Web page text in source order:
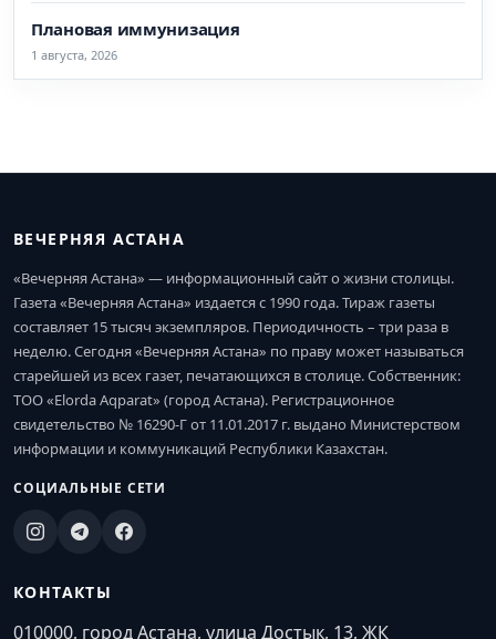
Плановая иммунизация
1 августа, 2026
ВЕЧЕРНЯЯ АСТАНА
«Вечерняя Астана» — информационный сайт о жизни столицы.
Газета «Вечерняя Астана» издается с 1990 года. Тираж газеты
составляет 15 тысяч экземпляров. Периодичность – три раза в
неделю. Сегодня «Вечерняя Астана» по праву может называться
старейшей из всех газет, печатающихся в столице. Собственник:
ТОО «Elorda Aqparat» (город Астана). Регистрационное
свидетельство № 16290-Г от 11.01.2017 г. выдано Министерством
информации и коммуникаций Республики Казахстан.
СОЦИАЛЬНЫЕ СЕТИ
КОНТАКТЫ
010000, город Астана, улица Достык, 13, ЖК